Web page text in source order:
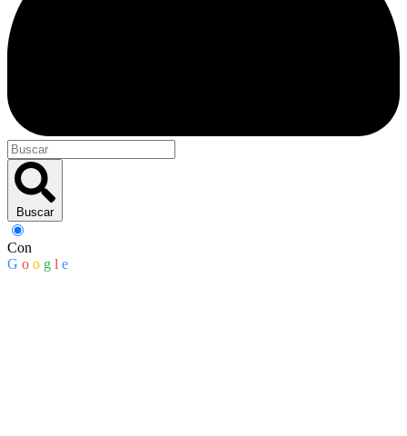
Buscar
Con
G o o g l e